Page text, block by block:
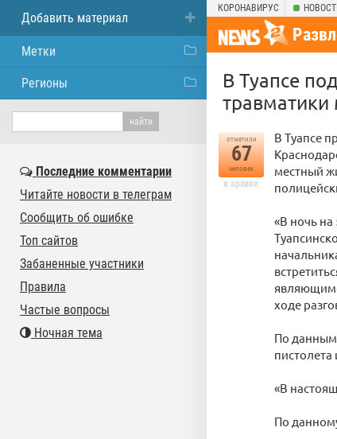
КОРОНАВИРУС
В Туапсе
травматики
отметили
67
человек
в архиве
В Туапсе
местный
«В ночь
ходе
По данным
«В
По
Добавить материал
Метки
Регионы
Последние комментарии
Читайте новости в телеграм
Сообщить об ошибке
Топ сайтов
Забаненные участники
Правила
Частые вопросы
Ночная тема